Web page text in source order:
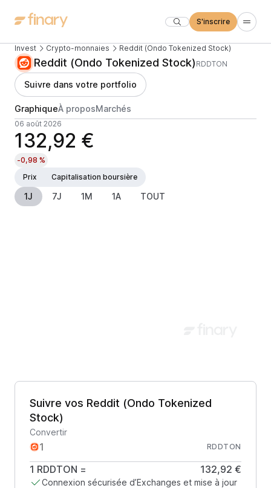
S'inscrire
Invest Crypto-monnaies Reddit (Ondo Tokenized Stock)
Reddit (Ondo Tokenized Stock) RDDTON
Suivre dans votre portfolio
GraphiqueÀ proposMarchés
06 août 2026
132,92 €
-0,98 %
Prix
Capitalisation boursière
1J 7J 1M 1A TOUT
Suivre vos Reddit (Ondo Tokenized
Stock)
Convertir
RDDTON
1 RDDTON = 132,92 €
Connexion sécurisée d’Exchanges et mise à jour